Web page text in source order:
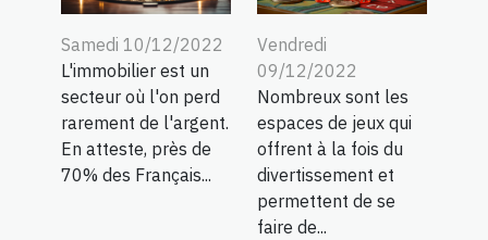
Samedi 10/12/2022
L'immobilier est un
secteur où l'on perd
rarement de l'argent.
En atteste, près de
70% des Français...
Vendredi
09/12/2022
Nombreux sont les
espaces de jeux qui
offrent à la fois du
divertissement et
permettent de se
faire de...